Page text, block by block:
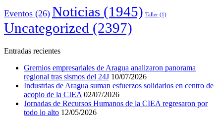
Eventos (26) Noticias (1945) Taller (1)
Uncategorized (2397)
Entradas recientes
Gremios empresariales de Aragua analizaron panorama
regional tras sismos del 24J 10/07/2026
Industrias de Aragua suman esfuerzos solidarios en centro de
acopio de la CIEA 02/07/2026
Jornadas de Recursos Humanos de la CIEA regresaron por
todo lo alto 12/05/2026